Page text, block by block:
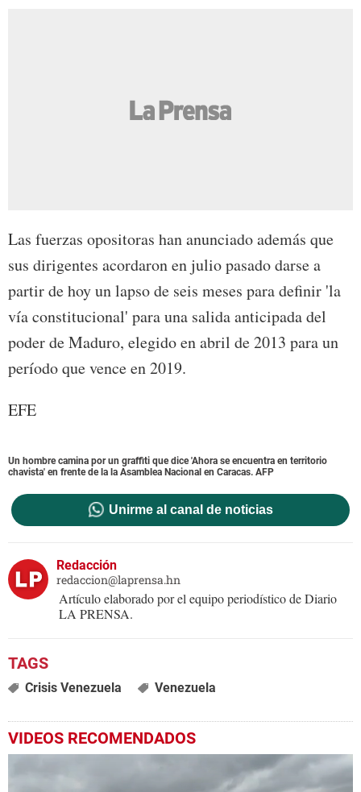
Las fuerzas opositoras han anunciado además que
sus dirigentes acordaron en julio pasado darse a
partir de hoy un lapso de seis meses para definir 'la
vía constitucional' para una salida anticipada del
poder de Maduro, elegido en abril de 2013 para un
período que vence en 2019.
EFE
Un hombre camina por un graffiti que dice 'Ahora se encuentra en territorio
chavista' en frente de la la Asamblea Nacional en Caracas. AFP
Unirme al canal de noticias
Redacción
redaccion@laprensa.hn
Artículo elaborado por el equipo periodístico de Diario
LA PRENSA.
Crisis Venezuela Venezuela
VIDEOS RECOMENDADOS